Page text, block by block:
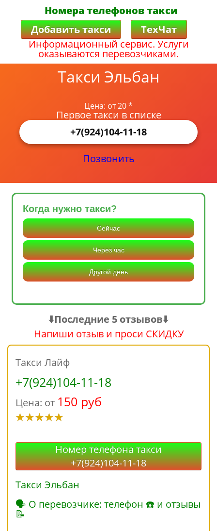
Номера телефонов такси
Добавить такси
ТехЧат
Информационный сервис. Услуги
оказываются перевозчиками.
Такси Эльбан
Цена: от 20 *
Первое такси в списке
+7(924)104-11-18
Позвонить
Когда нужно такси?
Сейчас
Через час
Другой день
⬇️Последние 5 отзывов⬇️
Напиши отзыв и проси СКИДКУ
Такси Лайф
+7(924)104-11-18
Цена: от 150 руб
Номер телефона такси
+7(924)104-11-18
Такси Эльбан
🗣 О перевозчике: телефон ☎ и отзывы
📝